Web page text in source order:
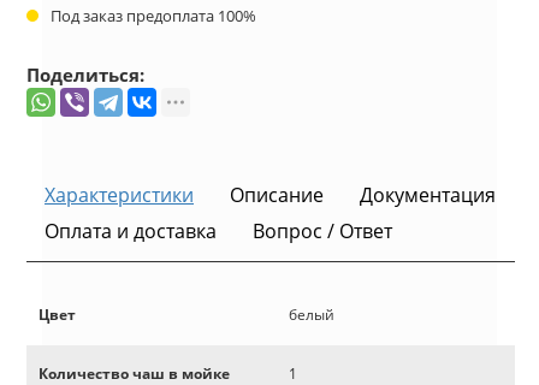
Под заказ предоплата 100%
Поделиться:
Характеристики Описание
Документация
Оплата и доставка
Вопрос / Ответ
Цвет белый
Количество чаш в мойке 1